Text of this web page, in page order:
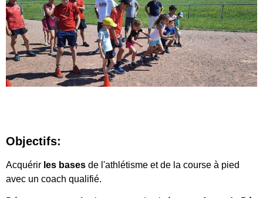
Objectifs:
Acquérir les bases de l'athlétisme et de la course à pied
avec un coach qualifié.